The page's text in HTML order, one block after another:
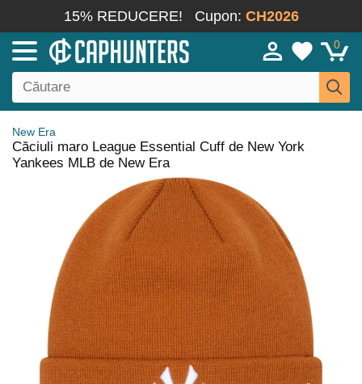
15% REDUCERE! Cupon: CH2026
0
New Era
Căciuli maro League Essential Cuff de New York
Yankees MLB de New Era